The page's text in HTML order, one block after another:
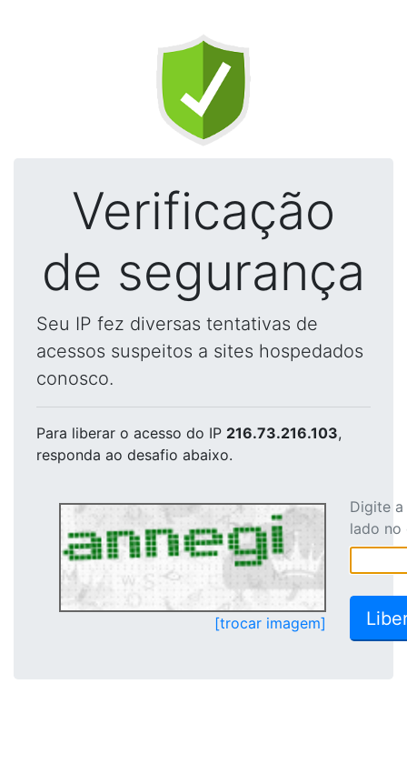
Verificação
de segurança
Seu IP fez diversas tentativas de
acessos suspeitos a sites hospedados
conosco.
Para liberar o acesso do IP 216.73.216.103,
responda ao desafio abaixo.
[trocar imagem]
Digite
lado no